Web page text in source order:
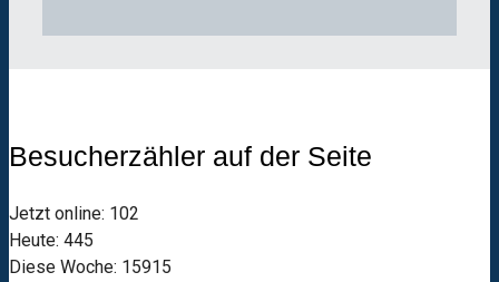
Besucherzähler auf der Seite
Jetzt online: 102
Heute: 445
Diese Woche: 15915